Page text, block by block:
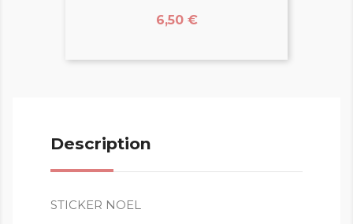
Prix
6,50 €
Description
STICKER NOEL